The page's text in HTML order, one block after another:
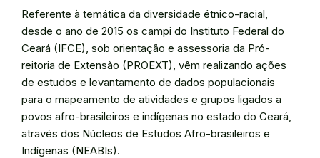
Referente à temática da diversidade étnico-racial,
desde o ano de 2015 os campi do Instituto Federal do
Ceará (IFCE), sob orientação e assessoria da Pró-
reitoria de Extensão (PROEXT), vêm realizando ações
de estudos e levantamento de dados populacionais
para o mapeamento de atividades e grupos ligados a
povos afro-brasileiros e indígenas no estado do Ceará,
através dos Núcleos de Estudos Afro-brasileiros e
Indígenas (NEABIs).